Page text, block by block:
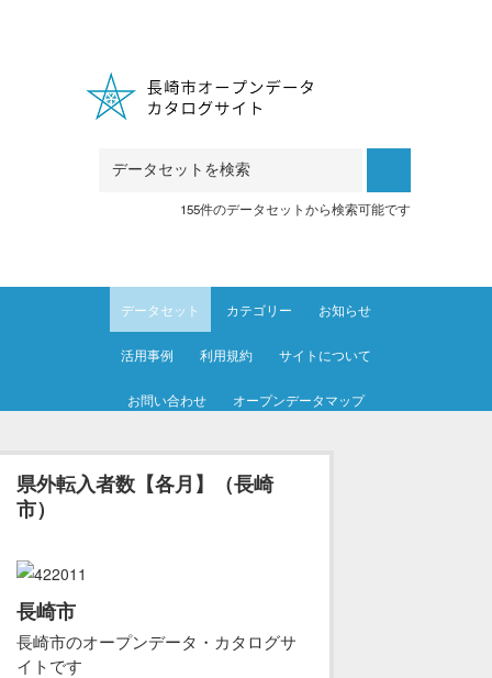
155件のデータセットから検索可能です
データセット カテゴリー お知らせ
活用事例 利用規約 サイトについて
お問い合わせ オープンデータマップ
県外転入者数【各月】（長崎
市）
長崎市
長崎市のオープンデータ・カタログサ
イトです